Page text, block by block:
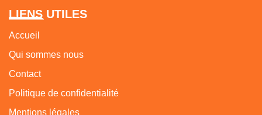
LIENS UTILES
Accueil
Qui sommes nous
Contact
Politique de confidentialité
Mentions légales